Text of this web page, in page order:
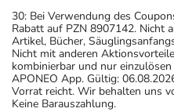
30: Bei Verwendung des
Rabatt auf PZN 8907142. Nicht
Artikel, Bücher,
Nicht mit anderen
kombinierbar und nur
APONEO App. Gültig:
Vorrat reicht. Wir behalten uns
Keine Barauszahlung.